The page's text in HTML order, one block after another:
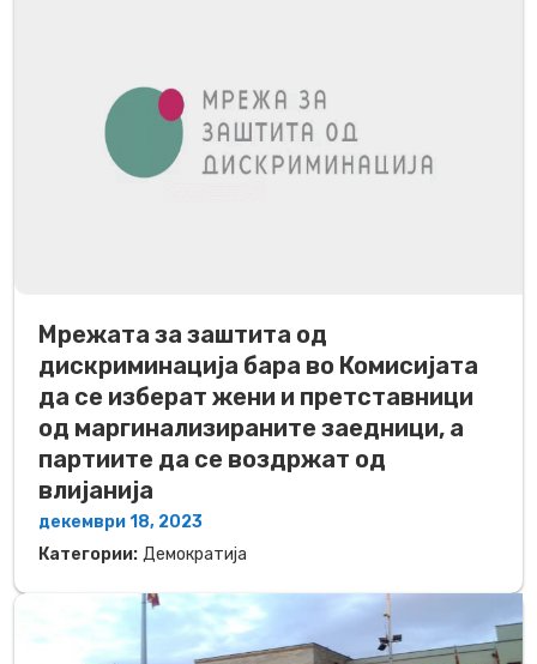
Мрежата за заштита од
дискриминација бара во Комисијата
да се изберат жени и претставници
од маргинализираните заедници, а
партиите да се воздржат од
влијанија
декември 18, 2023
Категории: Демократија